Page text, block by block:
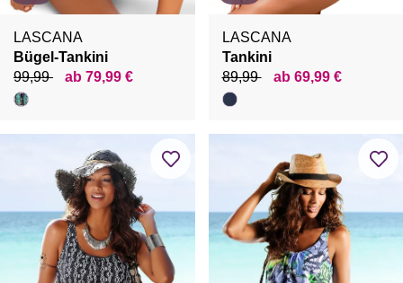
LASCANA
Bügel-Tankini
99,99
ab 79,99 €
LASCANA
Tankini
89,99
ab 69,99 €